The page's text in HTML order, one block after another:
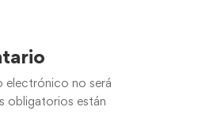
electrónico no será
obligatorios están